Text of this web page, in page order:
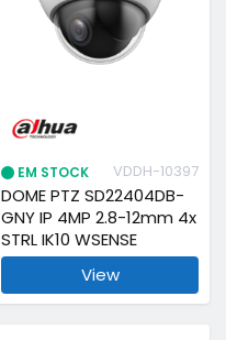
EM STOCK VDDH-10397
DOME PTZ SD22404DB-
GNY IP 4MP 2.8-12mm 4x
STRL IK10 WSENSE
View